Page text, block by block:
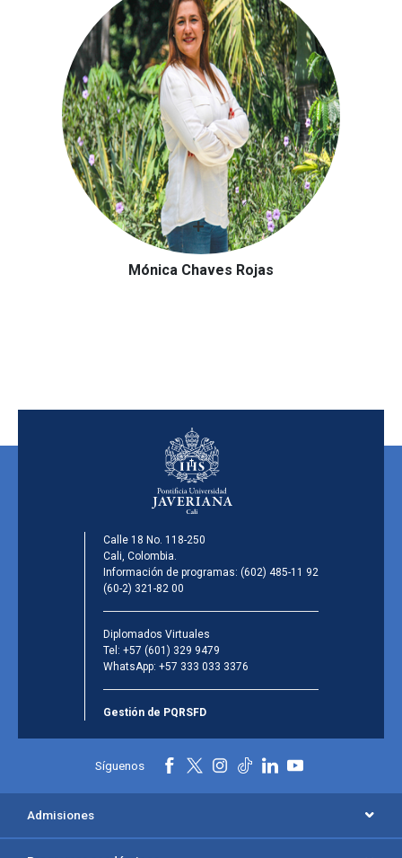
Mónica Chaves Rojas
Calle 18 No. 118-250
Cali, Colombia.
Información de programas: (602) 485-11 92
(60-2) 321-82 00
Diplomados Virtuales
Tel: +57 (601) 329 9479
WhatsApp: +57 333 033 3376
Gestión de PQRSFD
Síguenos
Admisiones